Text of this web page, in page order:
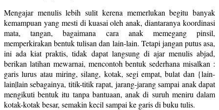
Mengajar menulis lebih sulit kerena memerlukan begitu banyak
kemampuan yang mesti di kuasai oleh anak, diantaranya koordinasi
mata, tangan, bagaimana cara anak memegang pinsil,
memperkirakan bentuk tulisan dan lain-lain. Tetapi jangan putus asa,
ini ada kiat praktis, tidak dapat langsung di ajar menulis abjad,
berikan latihan mewarnai, mencontoh bentuk sederhana misalkan :
garis lurus atau miring, silang, kotak, segi empat, bulat dan {lain-
lain|lain sebagainya, titik-titik rapat, jarang-jarang sampai anak dapat
mengikuti bentuk itu tanpa bantuaan, anak di suruh meniru dalam
kotak-kotak besar, semakin kecil sampai ke garis di buku tulis.